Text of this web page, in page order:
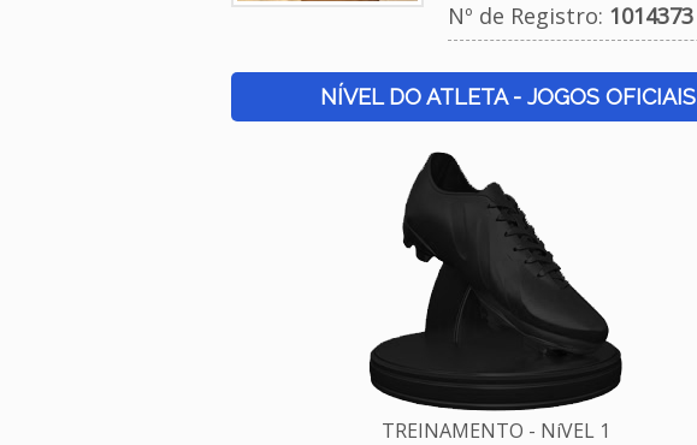
Nº de Registro: 1014373
NÍVEL DO ATLETA - JOGOS OFICIAIS
TREINAMENTO - NíVEL 1